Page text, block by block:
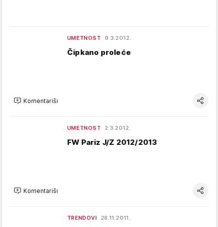
UMETNOST 9.3.2012.
Čipkano proleće
Komentariši
UMETNOST 2.3.2012.
FW Pariz J/Z 2012/2013
Komentariši
TRENDOVI 28.11.2011.